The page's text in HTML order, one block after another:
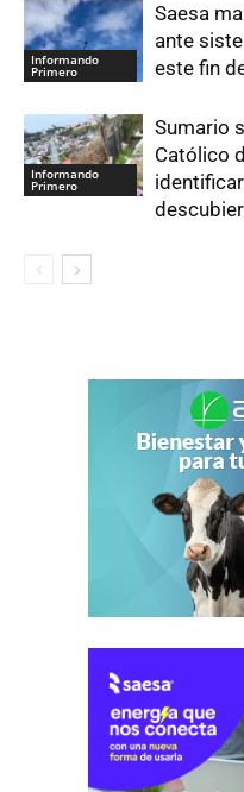
Informando
Primero
Saesa
ante
este fin
Informando
Primero
Sumario
Católico